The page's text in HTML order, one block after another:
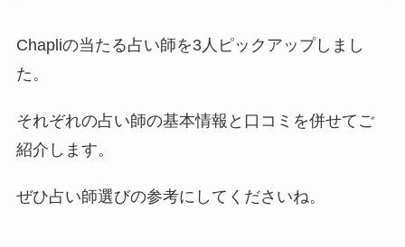
Chapliの当たる占い師を3人ピックアップしまし
た。
それぞれの占い師の基本情報と口コミを併せてご
紹介します。
ぜひ占い師選びの参考にしてくださいね。